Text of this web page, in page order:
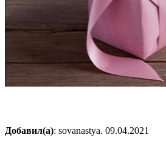
Добавил(а): sovanastya. 09.04.2021